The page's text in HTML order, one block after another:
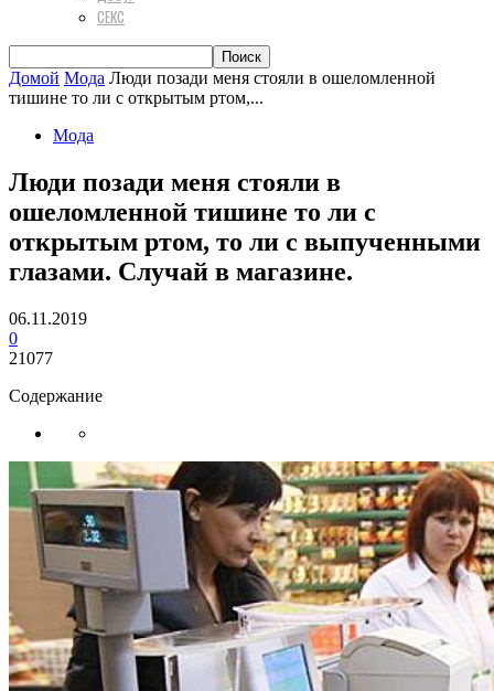
СЕКС
Домой Мода Люди позади меня стояли в ошеломленной
тишине то ли с открытым ртом,...
Мода
Люди позади меня стояли в
ошеломленной тишине то ли с
открытым ртом, то ли с выпученными
глазами. Случай в магазине.
06.11.2019
0
21077
Содержание